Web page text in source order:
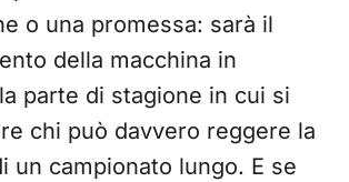
o una promessa: sarà il
della macchina in
parte di stagione in cui si
chi può davvero reggere la
un campionato lungo. E se